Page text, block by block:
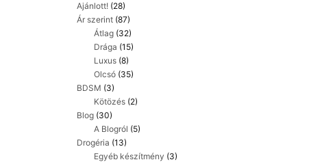
Ajánlott! (28)
Ár szerint (87)
Átlag (32)
Drága (15)
Luxus (8)
Olcsó (35)
BDSM (3)
Kötözés (2)
Blog (30)
A Blogról (5)
Drogéria (13)
Egyéb készítmény (3)